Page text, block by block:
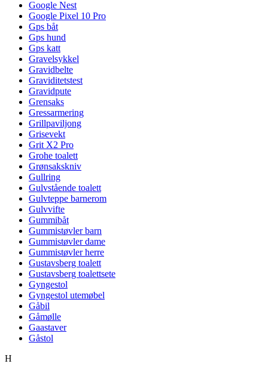
Google Nest
Google Pixel 10 Pro
Gps båt
Gps hund
Gps katt
Gravelsykkel
Gravidbelte
Graviditetstest
Gravidpute
Grensaks
Gressarmering
Grillpaviljong
Grisevekt
Grit X2 Pro
Grohe toalett
Grønsakskniv
Gullring
Gulvstående toalett
Gulvteppe barnerom
Gulvvifte
Gummibåt
Gummistøvler barn
Gummistøvler dame
Gummistøvler herre
Gustavsberg toalett
Gustavsberg toalettsete
Gyngestol
Gyngestol utemøbel
Gåbil
Gåmølle
Gaastaver
Gåstol
H